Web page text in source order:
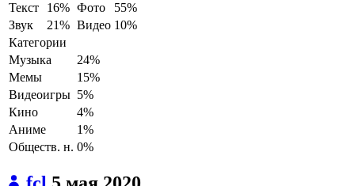
Текст
16% Фото
55%
Звук
21% Видео 10%
Категории
Музыка
24%
Мемы
15%
Видеоигры 5%
Кино
4%
Аниме
1%
Обществ. н. 0%